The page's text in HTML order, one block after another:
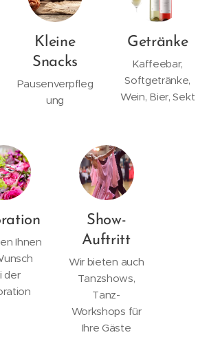
Kleine
Snacks
Pausenverpfleg
ung
Getränke
Kaffeebar,
Softgetränke,
Wein, Bier, Sekt
Ihnen
der
Show-
Auftritt
Wir bieten auch
Tanzshows,
Tanz-
Workshops für
Ihre Gäste